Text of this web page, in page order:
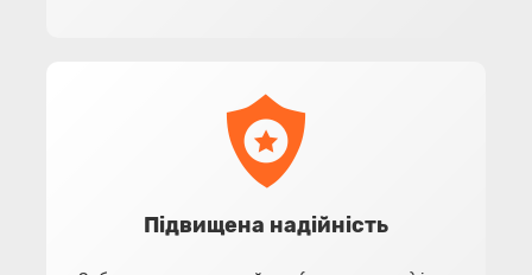
Підвищена надійність